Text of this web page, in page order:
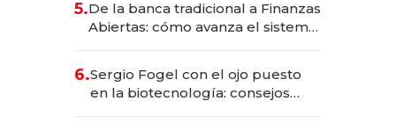
5.De la banca tradicional a Finanzas
Abiertas: cómo avanza el sistema
6.Sergio Fogel con el ojo puesto
en la biotecnología: consejos